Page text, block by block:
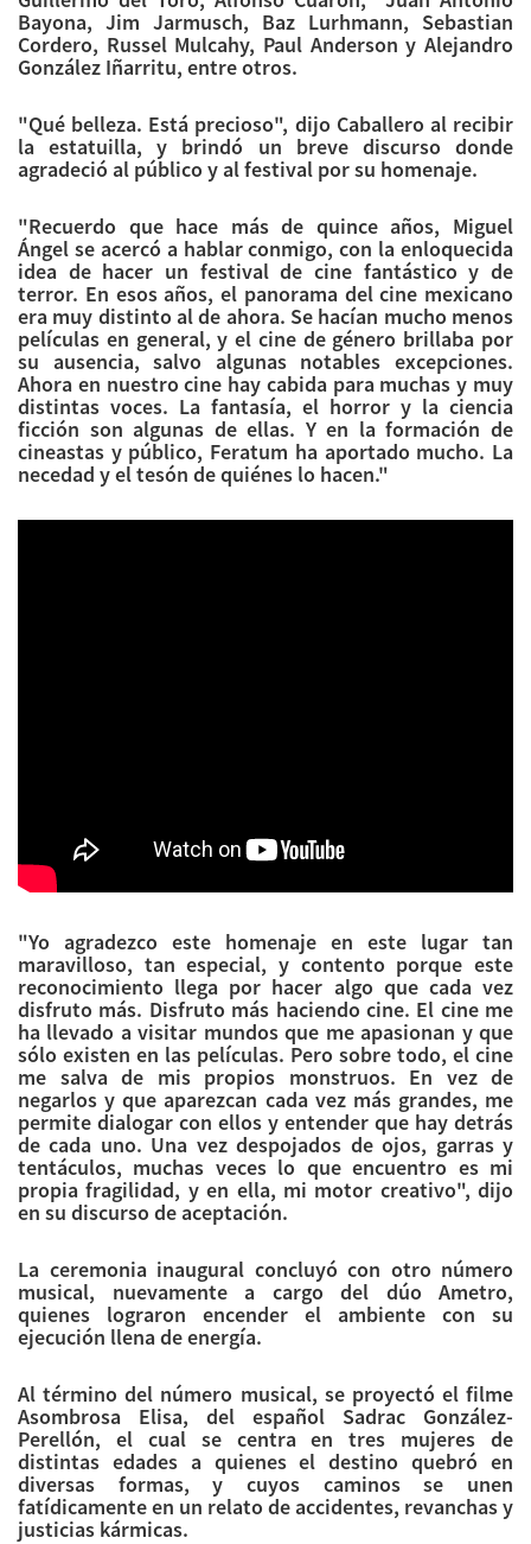
Bayona, Jim Jarmusch, Baz Lurhmann, Sebastian
Cordero, Russel Mulcahy, Paul Anderson y Alejandro
González Iñarritu, entre otros.
"Qué belleza. Está precioso", dijo Caballero al recibir
la estatuilla, y brindó un breve discurso donde
agradeció al público y al festival por su homenaje.
"Recuerdo que hace más de quince años, Miguel
Ángel se acercó a hablar conmigo, con la enloquecida
idea de hacer un festival de cine fantástico y de
terror. En esos años, el panorama del cine mexicano
era muy distinto al de ahora. Se hacían mucho menos
películas en general, y el cine de género brillaba por
su ausencia, salvo algunas notables excepciones.
Ahora en nuestro cine hay cabida para muchas y muy
distintas voces. La fantasía, el horror y la ciencia
ficción son algunas de ellas. Y en la formación de
cineastas y público, Feratum ha aportado mucho. La
necedad y el tesón de quiénes lo hacen."
"Yo agradezco este homenaje en este lugar tan
maravilloso, tan especial, y contento porque este
reconocimiento llega por hacer algo que cada vez
disfruto más. Disfruto más haciendo cine. El cine me
ha llevado a visitar mundos que me apasionan y que
sólo existen en las películas. Pero sobre todo, el cine
me salva de mis propios monstruos. En vez de
negarlos y que aparezcan cada vez más grandes, me
permite dialogar con ellos y entender que hay detrás
de cada uno. Una vez despojados de ojos, garras y
tentáculos, muchas veces lo que encuentro es mi
propia fragilidad, y en ella, mi motor creativo", dijo
en su discurso de aceptación.
La ceremonia inaugural concluyó con otro número
musical, nuevamente a cargo del dúo Ametro,
quienes lograron encender el ambiente con su
ejecución llena de energía.
Al término del número musical, se proyectó el filme
Asombrosa Elisa, del español Sadrac González-
Perellón, el cual se centra en tres mujeres de
distintas edades a quienes el destino quebró en
diversas formas, y cuyos caminos se unen
fatídicamente en un relato de accidentes, revanchas y
justicias kármicas.